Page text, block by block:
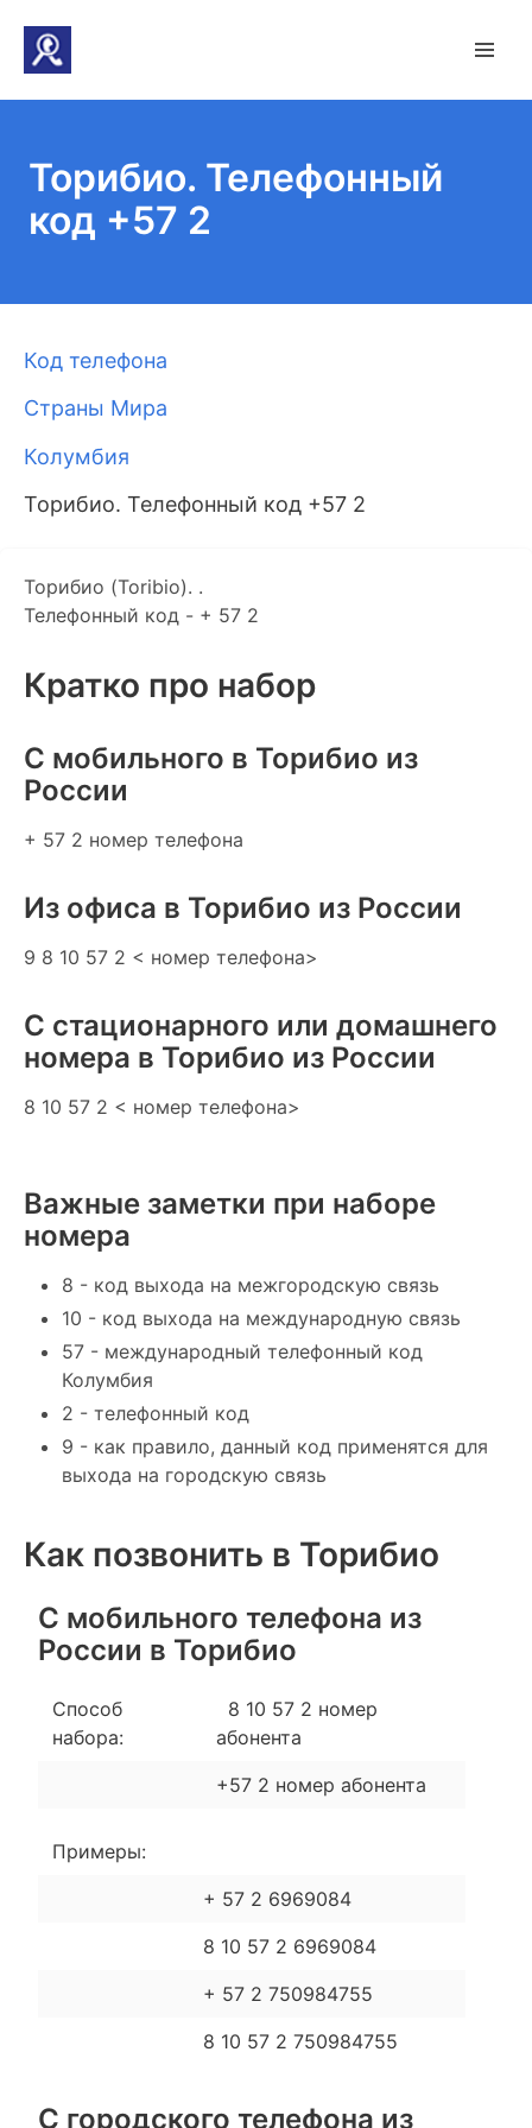
Торибио. Телефонный
код +57 2
Код телефона
Страны Мира
Колумбия
Торибио. Телефонный код +57 2
Торибио (Toribio). .
Телефонный код - + 57 2
Кратко про набор
C мобильного в Торибио из
России
+ 57 2 номер телефона
Из офиса в Торибио из России
9 8 10 57 2 < номер телефона>
С стационарного или домашнего
номера в Торибио из России
8 10 57 2 < номер телефона>
Важные заметки при наборе
номера
8 - код выхода на межгородскую связь
10 - код выхода на международную связь
57 - международный телефонный код
Колумбия
2 - телефонный код
9 - как правило, данный код применятся для
выхода на городскую связь
Как позвонить в Торибио
С мобильного телефона из
России в Торибио
Способ
набора:
8 10 57 2 номер
абонента
+57 2 номер абонента
Примеры:
+ 57 2 6969084
8 10 57 2 6969084
+ 57 2 750984755
8 10 57 2 750984755
С городского телефона из